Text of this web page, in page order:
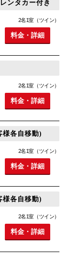
ンタカー付き
2名1室（ツイン）
料金・詳細
2名1室（ツイン）
料金・詳細
様各自移動)
2名1室（ツイン）
料金・詳細
様各自移動)
2名1室（ツイン）
料金・詳細